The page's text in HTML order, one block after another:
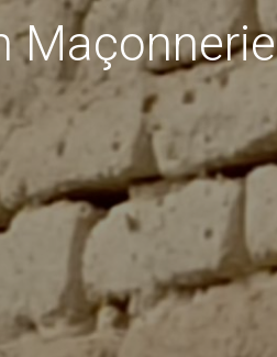
Maçonnerie